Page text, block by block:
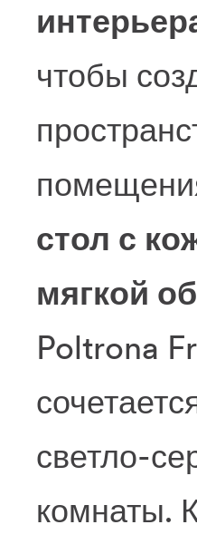
чтобы
стол с
мягкой
Poltrona
светло-
комнаты.